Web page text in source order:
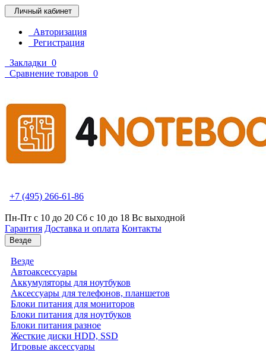
Личный кабинет
Авторизация
Регистрация
Закладки 0
Сравнение товаров 0
+7 (495) 266-61-86
Пн-Пт с 10 до 20 Сб с 10 до 18 Вс выходной
Гарантия Доставка и оплата Контакты
Везде
Везде
Автоаксессуары
Аккумуляторы для ноутбуков
Аксессуары для телефонов, планшетов
Блоки питания для мониторов
Блоки питания для ноутбуков
Блоки питания разное
Жесткие диски HDD, SSD
Игровые аксессуары